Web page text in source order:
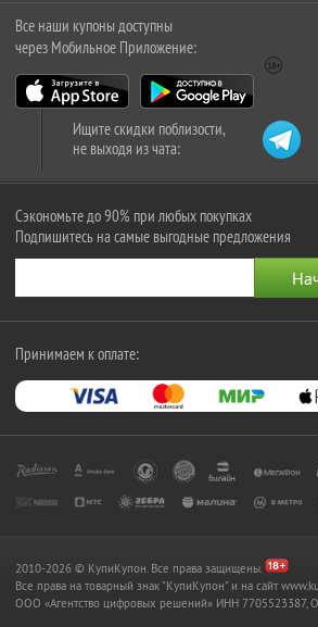
Все наши купоны доступны
через Мобильное Приложение:
Ищите скидки поблизости,
не выходя из чата:
Сэкономьте до 90% при любых покупках
Подпишитесь на самые выгодные предложения
Принимаем к оплате:
2010-2026 © КупиКупон. Все права защищены.
Все права на товарный знак "КупиКупон" и на сайт
OOO «Агентство цифровых решений» ИНН 7705523387,